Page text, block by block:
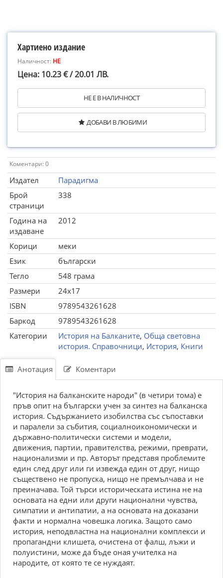
Хартиено издание
Наличност: НЕ
Цена: 10.23 € / 20.01 ЛВ.
НЕ Е В НАЛИЧНОСТ
ДОБАВИ В ЛЮБИМИ
Коментари: 0
Издател
Парадигма
Брой
страници
338
Година на
издаване
2012
Корици
меки
Език
български
Тегло
548 грама
Размери
24x17
ISBN
9789543261628
Баркод
9789543261628
Категории
История на Балканите, Обща световна
история. Справочници, История, Книги
Анотация Коментари
"История на балканските народи" (в четири тома) е
пръв опит на български учен за синтез на балканска
история. Съдържанието изобилства със съпоставки
и паралели за събития, социалноикономически и
държавно-политически системи и модели,
движения, партии, правителства, режими, преврати,
национализми и пр. Авторът представя проблемите
един след друг или ги извежда един от друг, нищо
съществено не пропуска, нищо не премълчава и не
преиначава. Той търси историческата истина не на
основата на едни или други национални чувства,
симпатии и антипатии, а на основата на доказани
факти и нормална човешка логика. Защото само
история, неподвластна на национални комплекси и
пропагандни клишета, очистена от фалш, лъжи и
полуистини, може да бъде оная учителка на
народите, от която те се нуждаят.